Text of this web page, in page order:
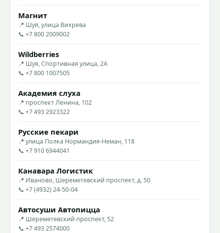
Магнит
📍 Шуя, улица Вихрева
📞 +7 800 2009002
Wildberries
📍 Шуя, Спортивная улица, 2А
📞 +7 800 1007505
Академия слуха
📍 проспект Ленина, 102
📞 +7 493 2923322
Русские пекари
📍 улица Полка Нормандия-Неман, 118
📞 +7 910 6944041
Канавара Логистик
📍 Иваново, Шереметевский проспект, д. 50
📞 +7 (4932) 24-50-04
Автосуши Автопицца
📍 Шереметевский проспект, 52
📞 +7 493 2574000